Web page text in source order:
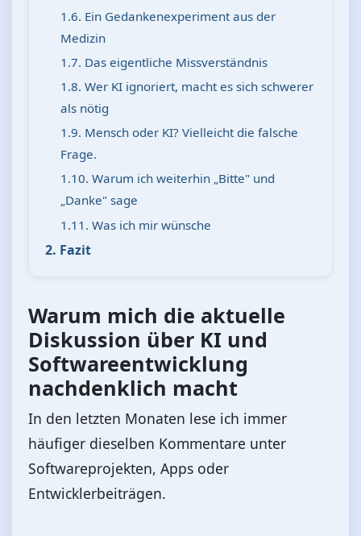
1.6. Ein Gedankenexperiment aus der
Medizin
1.7. Das eigentliche Missverständnis
1.8. Wer KI ignoriert, macht es sich schwerer
als nötig
1.9. Mensch oder KI? Vielleicht die falsche
Frage.
1.10. Warum ich weiterhin „Bitte" und
„Danke" sage
1.11. Was ich mir wünsche
2. Fazit
Warum mich die aktuelle
Diskussion über KI und
Softwareentwicklung
nachdenklich macht
In den letzten Monaten lese ich immer
häufiger dieselben Kommentare unter
Softwareprojekten, Apps oder
Entwicklerbeiträgen.